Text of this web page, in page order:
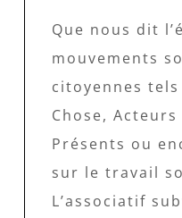
Que nous dit
mouvements
citoyennes
Chose, Acteurs
Présents ou
sur le travail
L’associatif